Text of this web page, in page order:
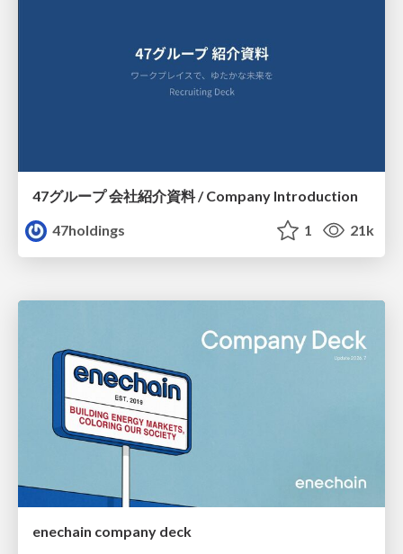
47グループ 会社紹介資料 / Company Introduction
47holdings
1 21k
enechain company deck